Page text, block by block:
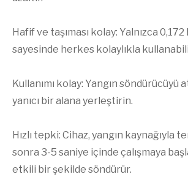
Hafif ve taşıması kolay: Yalnızca 0,172
sayesinde herkes kolaylıkla
Kullanımı kolay: Yangın söndürücüyü
yanıcı bir alana yerleştirin.
Hızlı tepki: Cihaz, yangın kaynağıyla
sonra 3-5 saniye içinde çalışmaya
etkili bir şekilde söndürür.